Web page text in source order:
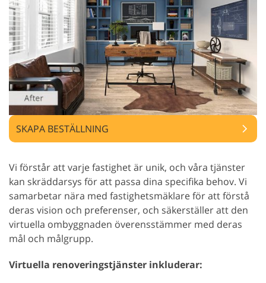
SKAPA BESTÄLLNING
Vi förstår att varje fastighet är unik, och våra tjänster
kan skräddarsys för att passa dina specifika behov. Vi
samarbetar nära med fastighetsmäklare för att förstå
deras vision och preferenser, och säkerställer att den
virtuella ombyggnaden överensstämmer med deras
mål och målgrupp.
Virtuella renoveringstjänster inkluderar: